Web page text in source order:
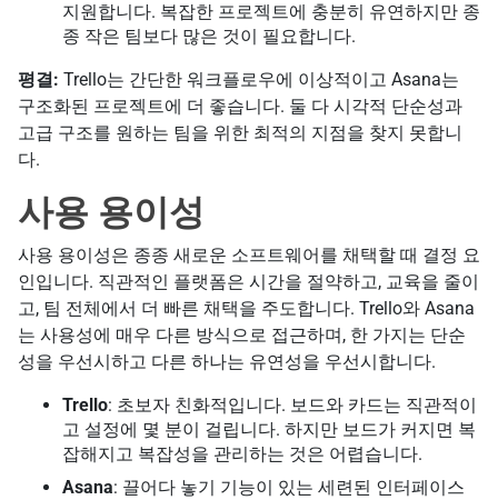
지원합니다. 복잡한 프로젝트에 충분히 유연하지만 종
종 작은 팀보다 많은 것이 필요합니다.
평결: Trello는 간단한 워크플로우에 이상적이고 Asana는
구조화된 프로젝트에 더 좋습니다. 둘 다 시각적 단순성과
고급 구조를 원하는 팀을 위한 최적의 지점을 찾지 못합니
다.
사용 용이성
사용 용이성은 종종 새로운 소프트웨어를 채택할 때 결정 요
인입니다. 직관적인 플랫폼은 시간을 절약하고, 교육을 줄이
고, 팀 전체에서 더 빠른 채택을 주도합니다. Trello와 Asana
는 사용성에 매우 다른 방식으로 접근하며, 한 가지는 단순
성을 우선시하고 다른 하나는 유연성을 우선시합니다.
Trello: 초보자 친화적입니다. 보드와 카드는 직관적이
고 설정에 몇 분이 걸립니다. 하지만 보드가 커지면 복
잡해지고 복잡성을 관리하는 것은 어렵습니다.
Asana: 끌어다 놓기 기능이 있는 세련된 인터페이스